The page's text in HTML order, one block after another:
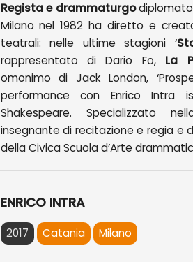
Regista e drammaturgodiplomato
Milano nel 1982 ha diretto e
teatrali: nelle ultime stagioni ‘
rappresentato di Dario Fo,La
omonimo di Jack London,
performance con Enrico Intra
Shakespeare. Specializzato
insegnante di recitazione e regia e
della Civica Scuola d’Arte
ENRICO INTRA
2017 Catania Milano